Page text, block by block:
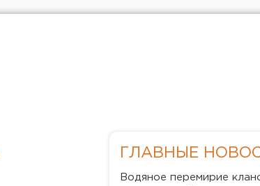
ГЛАВНЫЕ
Водяное перемирие